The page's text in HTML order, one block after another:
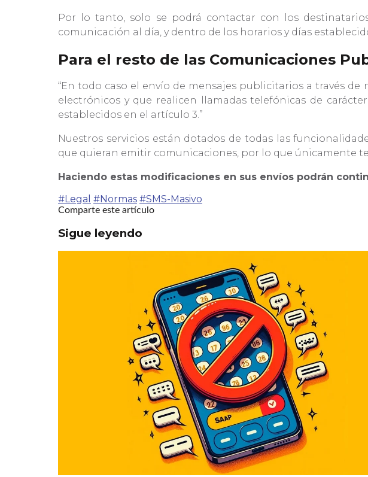
Por lo tanto, solo se podrá contactar con los
comunicación al día, y dentro de los horarios y días
Para el resto de las Comunicaciones
“En todo caso el envío de mensajes publicitarios a través
electrónicos y que realicen llamadas telefónicas de
establecidos en el artículo 3.”
Nuestros servicios están dotados de todas las
que quieran emitir comunicaciones, por lo que únicamente
Haciendo estas modificaciones en sus envíos podrán
#Legal #Normas #SMS-Masivo
Comparte este artículo
Sigue leyendo